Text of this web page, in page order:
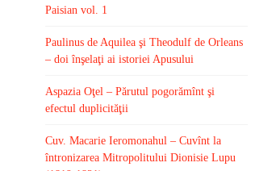
Paisian vol. 1
Paulinus de Aquilea şi Theodulf de Orleans
– doi înşelaţi ai istoriei Apusului
Aspazia Oţel – Părutul pogorămînt şi
efectul duplicităţii
Cuv. Macarie Ieromonahul – Cuvînt la
întronizarea Mitropolitului Dionisie Lupu